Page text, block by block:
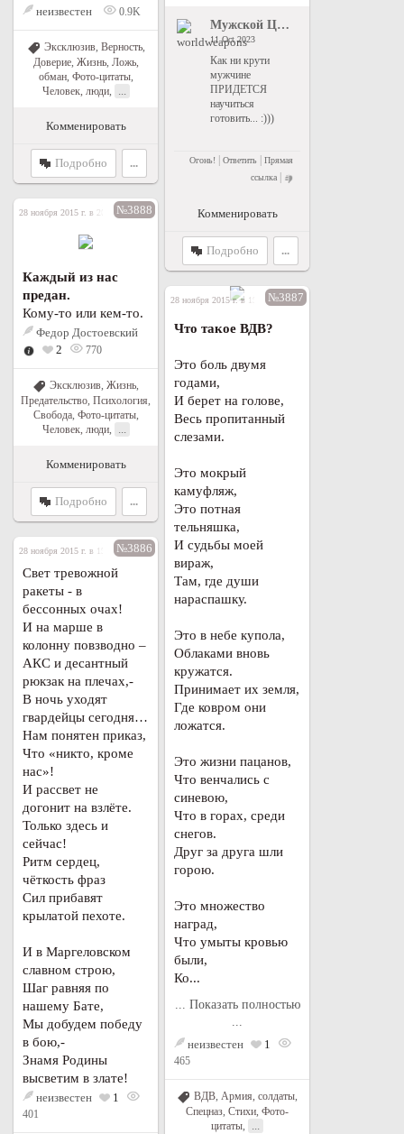
Мужской Цитатник Рунета
11 Oct 2023
Как ни крути
мужчине
ПРИДЕТСЯ
научиться
готовить... :)))
Огонь! Ответить
Прямая
ссылка
Комменировать
Подробно ...
неизвестен 0.9K
Эксклюзив, Верность,
Доверие, Жизнь, Ложь,
обман, Фото-цитаты,
Человек, люди, ...
Комменировать
Подробно ...
28 ноября 2015 г. в 20:49 №3888
Каждый из нас
предан.
Кому-то или кем-то.
Федор Достоевский
2
770
Эксклюзив, Жизнь,
Предательство, Психология,
Свобода, Фото-цитаты,
Человек, люди, ...
Комменировать
Подробно ...
28 ноября 2015 г. в 19:29 №3887
Что такое ВДВ?
Это боль двумя
годами,
И берет на голове,
Весь пропитанный
слезами.
Это мокрый
камуфляж,
Это потная
тельняшка,
И судьбы моей
вираж,
Там, где души
нараспашку.
Это в небе купола,
Облаками вновь
кружатся.
Принимает их земля,
Где ковром они
ложатся.
Это жизни пацанов,
Что венчались с
синевою,
Что в горах, среди
снегов.
Друг за друга шли
горою.
Это множество
наград,
Что умыты кровью
были,
Ко...
... Показать полностью
...
неизвестен
1
465
ВДВ, Армия, солдаты,
Спецназ, Стихи, Фото-
цитаты, ...
28 ноября 2015 г. в 19:24 №3886
Свет тревожной
ракеты - в
бессонных очах!
И на марше в
колонну повзводно –
АКС и десантный
рюкзак на плечах,-
В ночь уходят
гвардейцы сегодня…
Нам понятен приказ,
Что «никто, кроме
нас»!
И рассвет не
догонит на взлёте.
Только здесь и
сейчас!
Ритм сердец,
чёткость фраз
Сил прибавят
крылатой пехоте.
И в Маргеловском
славном строю,
Шаг равняя по
нашему Бате,
Мы добудем победу
в бою,-
Знамя Родины
высветим в злате!
неизвестен 1
401